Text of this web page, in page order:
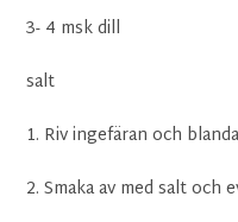
3- 4 msk dill
salt
1. Riv ingefäran och
2. Smaka av med salt och